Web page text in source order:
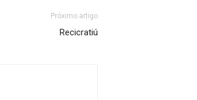
Próximo artigo
Recicratiú